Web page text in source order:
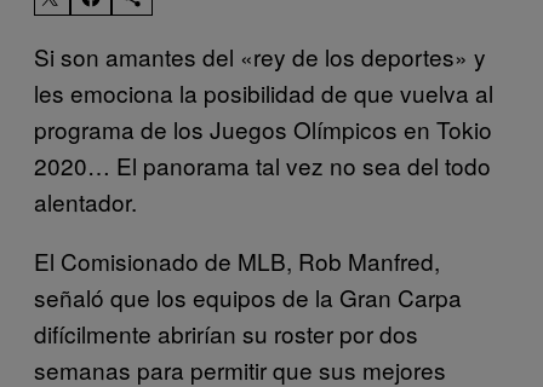
Si son amantes del «rey de los deportes» y
les emociona la posibilidad de que vuelva al
programa de los Juegos Olímpicos en Tokio
2020… El panorama tal vez no sea del todo
alentador.
El Comisionado de MLB, Rob Manfred,
señaló que los equipos de la Gran Carpa
difícilmente abrirían su roster por dos
semanas para permitir que sus mejores